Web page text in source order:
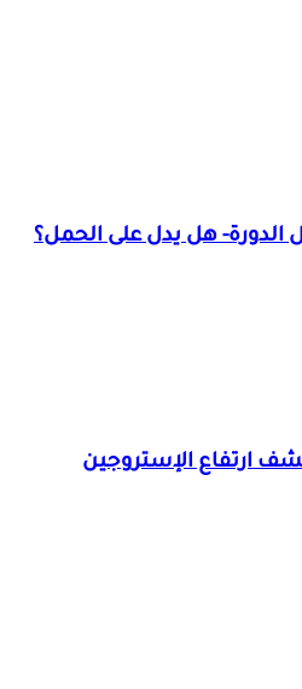
الدورة- هل يدل على الحمل؟
تكشف ارتفاع الإستروجين